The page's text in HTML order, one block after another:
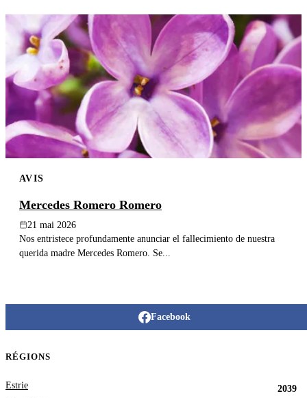
AVIS
Mercedes Romero Romero
21 mai 2026
Nos entristece profundamente anunciar el fallecimiento de nuestra
querida madre Mercedes Romero. Se...
Facebook
RÉGIONS
Estrie
2039